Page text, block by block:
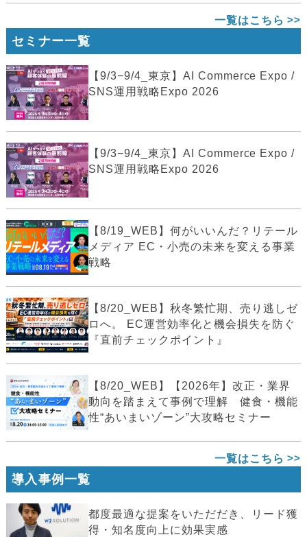
一覧はこちら
セミナー一覧
【9/3−9/4_東京】AI Commerce Expo /
SNS運用戦略Expo 2026
【9/3−9/4_東京】AI Commerce Expo /
SNS運用戦略Expo 2026
【8/19_WEB】何がいいんだ？リテール
メディア EC・小売の未来を変える事業
戦略
【8/20_WEB】秋冬繁忙期、売り逃しゼ
ロへ。 EC運営効率化と機会損失を防ぐ
『直前チェックポイント』
【8/20_WEB】【2026年】改正・業界
動向を踏まえて事例で理解 健食・機能
性“あいまいゾーン”大攻略セミナー
一覧はこちら
導入事例一覧
都度最適な提案をいただだき、リード獲
得・知名度向上に効果実感